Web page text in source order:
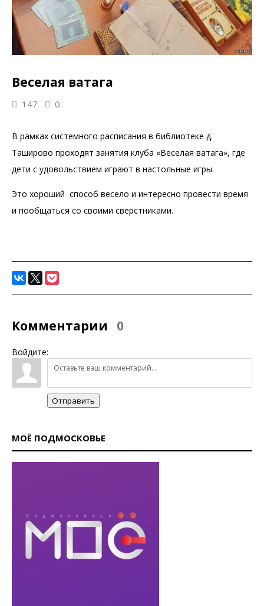
Веселая ватага
147 0
В рамках системного расписания в библиотеке д.
Таширово проходят занятия клуба «Веселая ватага», где
дети с удовольствием играют в настольные игры.
Это хороший способ весело и интересно провести время
и пообщаться со своими сверстниками.
Комментарии 0
Войдите:
Отправить
МОЁ ПОДМОСКОВЬЕ